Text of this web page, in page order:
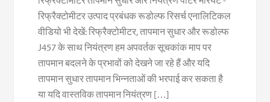
रिफ्रैक्टोमीटर उत्पाद प्रबंधक रूडोल्फ रिसर्च एनालिटिकल
वीडियो भी देखें: रिफ्रैक्टोमीटर, तापमान सुधार और रूडोल्फ
J457 के साथ नियंत्रण हम अपवर्तक सूचकांक माप पर
तापमान बदलने के प्रभावों को देखने जा रहे हैं और यदि
तापमान सुधार तापमान भिन्नताओं की भरपाई कर सकता है
या यदि वास्तविक तापमान नियंत्रण […]